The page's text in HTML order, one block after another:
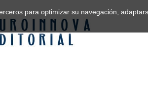
para optimizar su navegación,